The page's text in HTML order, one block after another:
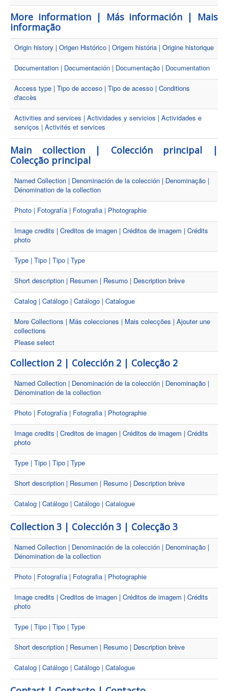
More information | Más información | Mais
informação
Origin history | Origen Histórico | Origem história | Origine historique
Documentation | Documentación | Documentação | Documentation
Access type | Tipo de acceso | Tipo de acesso | Conditions
d'accès
Activities and services | Actividades y servicios | Actividades e
serviços | Activités et services
Main collection | Colección principal |
Colecção principal
Named Collection | Denominación de la colección | Denominação |
Dénomination de la collection
Photo | Fotografía | Fotografia | Photographie
Image credits | Creditos de imagen | Créditos de imagem | Crédits
photo
Type | Tipo | Tipo | Type
Short description | Resumen | Resumo | Description brève
Catalog | Catálogo | Catálogo | Catalogue
More Collections | Más colecciones | Mais colecções | Ajouter une
collections
Please select
Collection 2 | Colección 2 | Colecção 2
Named Collection | Denominación de la colección | Denominação |
Dénomination de la collection
Photo | Fotografía | Fotografia | Photographie
Image credits | Creditos de imagen | Créditos de imagem | Crédits
photo
Type | Tipo | Tipo | Type
Short description | Resumen | Resumo | Description brève
Catalog | Catálogo | Catálogo | Catalogue
Collection 3 | Colección 3 | Colecção 3
Named Collection | Denominación de la colección | Denominação |
Dénomination de la collection
Photo | Fotografía | Fotografia | Photographie
Image credits | Creditos de imagen | Créditos de imagem | Crédits
photo
Type | Tipo | Tipo | Type
Short description | Resumen | Resumo | Description brève
Catalog | Catálogo | Catálogo | Catalogue